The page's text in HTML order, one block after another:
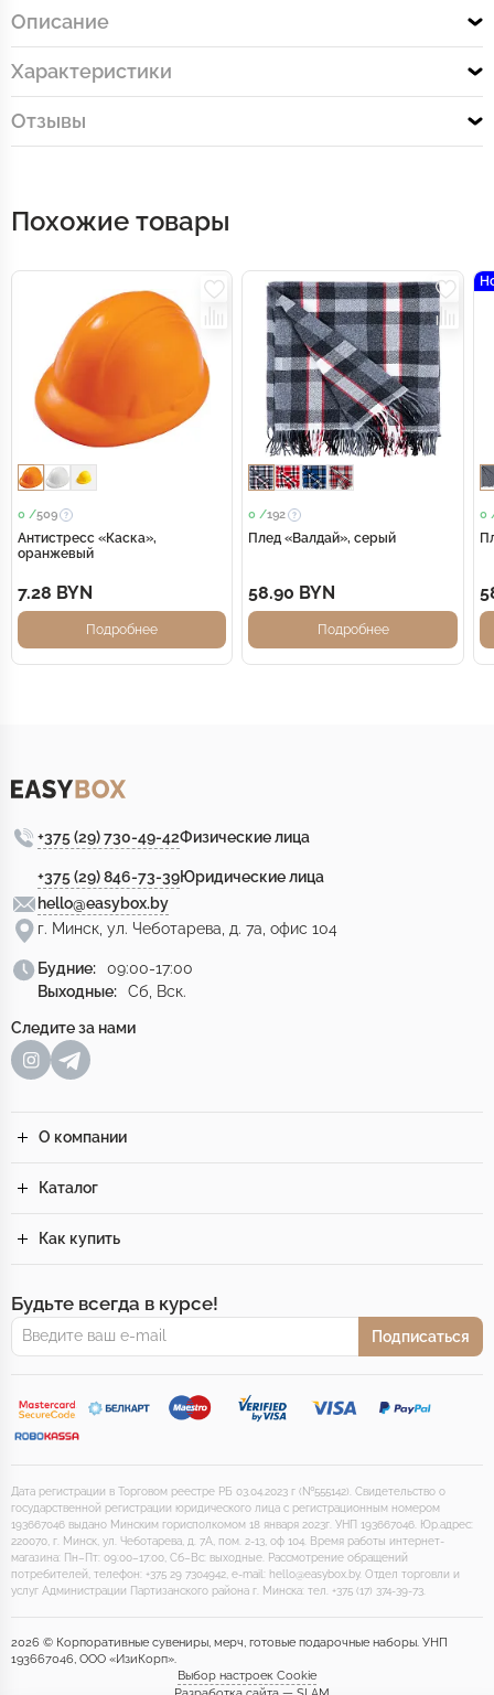
Описание
Характеристики
Отзывы
Похожие товары
0 /509
Антистресс «Каска»,
оранжевый
7.28 BYN
Подробнее
0 /192
Плед «Валдай», серый
58.90 BYN
Подробнее
0
+375 (29) 730-49-42Физические лица
+375 (29) 846-73-39Юридические лица
hello@easybox.by
г. Минск, ул. Чеботарева, д. 7а, офис 104
Будние:
09:00-17:00
Выходные:
Сб, Вск.
Следите за нами
О компании
Каталог
Как купить
Будьте всегда в курсе!
Подписаться
Дата регистрации в Торговом реестре РБ 03.04.2023 г (№555142). Свидетельство о
государственной регистрации юридического лица с регистрационным номером
193667046 выдано Минским горисполкомом 18 января 2023г. УНП 193667046. Юр.адрес:
220070, г. Минск, ул. Чеботарева, д. 7А, пом. 2-13, оф 104. Время работы интернет-
магазина: Пн–Пт: 09:00–17:00, Сб–Вс: выходные. Рассмотрение обращений
потребителей, телефон: +375 29 7304942, e-mail: hello@easybox.by. Отдел торговли и
услуг Администрации Партизанского района г. Минска: тел. +375 (17) 374-39-73.
2026 © Корпоративные сувениры, мерч, готовые подарочные наборы. УНП
193667046, ООО «ИзиКорп».
Выбор настроек Cookie